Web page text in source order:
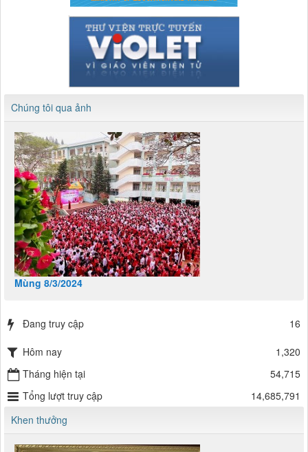
Chúng tôi qua ảnh
Mùng 8/3/2024
Đang truy cập 16
Hôm nay
1,320
Tháng hiện tại
54,715
Tổng lượt truy cập
14,685,791
Khen thưởng